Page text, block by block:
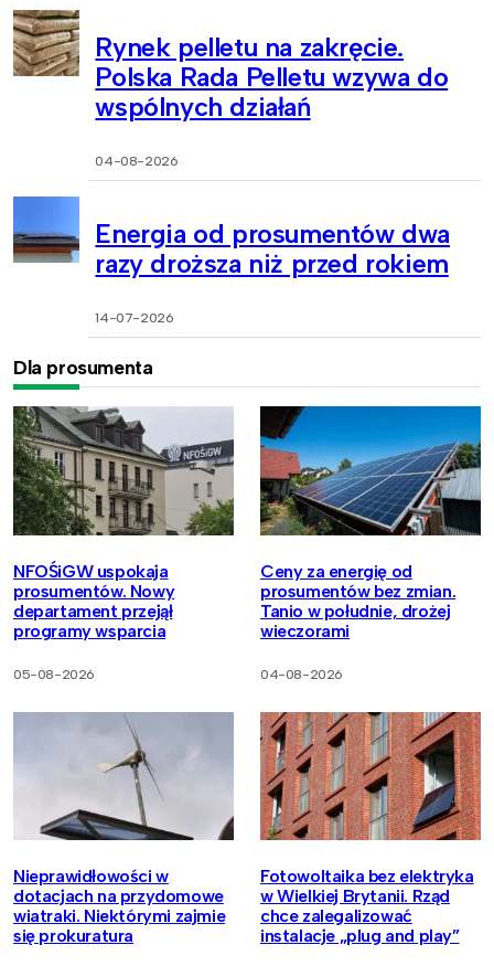
Rynek pelletu na zakręcie.
Polska Rada Pelletu wzywa do
wspólnych działań
04-08-2026
Energia od prosumentów dwa
razy droższa niż przed rokiem
14-07-2026
Dla prosumenta
NFOŚiGW uspokaja
prosumentów. Nowy
departament przejął
programy wsparcia
05-08-2026
Ceny za energię od
prosumentów bez zmian.
Tanio w południe, drożej
wieczorami
04-08-2026
Nieprawidłowości w
dotacjach na przydomowe
wiatraki. Niektórymi zajmie
się prokuratura
Fotowoltaika bez elektryka
w Wielkiej Brytanii. Rząd
chce zalegalizować
instalacje „plug and play”